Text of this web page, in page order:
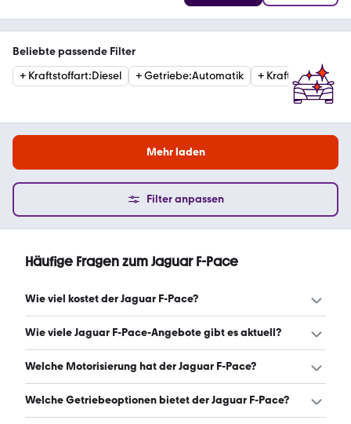
Beliebte passende Filter
+ Kraftstoffart:Diesel +Getriebe:Automatik + Kraftstoffart:
Mehr laden
Filter anpassen
Häufige Fragen zum Jaguar F-Pace
Wie viel kostet der Jaguar F-Pace?
Ein guter Preis für einen Jaguar F-Pace liegt zwischen
Wie viele Jaguar F-Pace-Angebote gibt es aktuell?
Es gibt insgesamt 945 Jaguar F-Pace bei mobile.de,
10.8.2026)
Welche Motorisierung hat der Jaguar F-Pace?
Der Jaguar F-Pace hat Leistungen zwischen 179 und 551
Welche Getriebeoptionen bietet der Jaguar F-Pace?